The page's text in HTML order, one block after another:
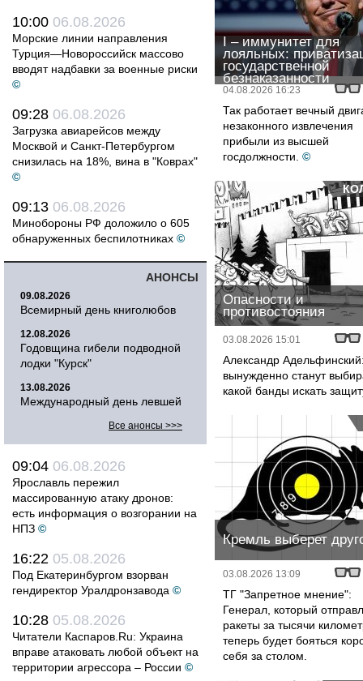
10:00 06.08.2026
Морские линии направления
Турция—Новороссийск массово
вводят надбавки за военные риски
©
09:28 06.08.2026
Загрузка авиарейсов между
Москвой и Санкт-Петербургом
снизилась на 18%, вина в "Коврах"
©
09:13 06.08.2026
Минобороны РФ доложило о 605
обнаруженных беспилотниках ©
АНОНСЫ
09.08.2026
Всемирный день книголюбов
12.08.2026
Годовщина гибели подводной
лодки "Курск"
13.08.2026
Международный день левшей
Все анонсы >>>
09:04 06.08.2026
Ярославль пережил
массированную атаку дронов:
есть информация о возгорании на
НПЗ ©
16:22 05.08.2026
Под Екатеринбургом взорван
гендиректор Уралдронзавода ©
10:28 05.08.2026
Читатели Каспаров.Ru: Украина
вправе атаковать любой объект на
территории агрессора – России ©
I – иммунитет для
лояльных:
государственной
безнаказанности
04.08.2026 16:23
Так работает вечный
незаконного извлечения
прибыли из высшей
госдолжности. ©
Опасности и
противостояния
03.08.2026 15:01
Александр
вынужденно станут
какой банды искать
Кремль выберет
03.08.2026 13:09
ТГ "Запретное мнение":
Генерал, который
ракеты за тысячи
теперь будет бояться
себя за столом.